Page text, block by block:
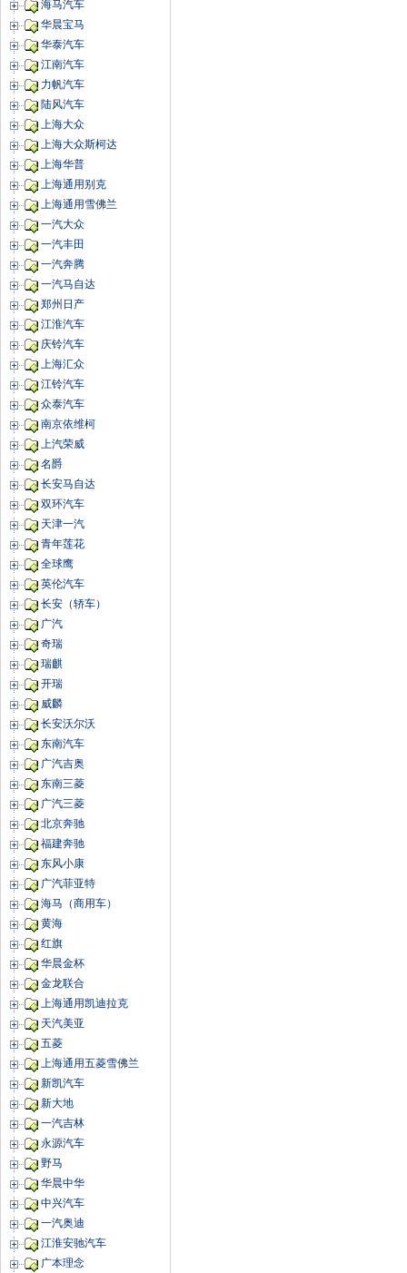
海马汽车
华晨宝马
华泰汽车
江南汽车
力帆汽车
陆风汽车
上海大众
上海大众斯柯达
上海华普
上海通用别克
上海通用雪佛兰
一汽大众
一汽丰田
一汽奔腾
一汽马自达
郑州日产
江淮汽车
庆铃汽车
上海汇众
江铃汽车
众泰汽车
南京依维柯
上汽荣威
名爵
长安马自达
双环汽车
天津一汽
青年莲花
全球鹰
英伦汽车
长安（轿车）
广汽
奇瑞
瑞麒
开瑞
威麟
长安沃尔沃
东南汽车
广汽吉奥
东南三菱
广汽三菱
北京奔驰
福建奔驰
东风小康
广汽菲亚特
海马（商用车）
黄海
红旗
华晨金杯
金龙联合
上海通用凯迪拉克
天汽美亚
五菱
上海通用五菱雪佛兰
新凯汽车
新大地
一汽吉林
永源汽车
野马
华晨中华
中兴汽车
一汽奥迪
江淮安驰汽车
广本理念